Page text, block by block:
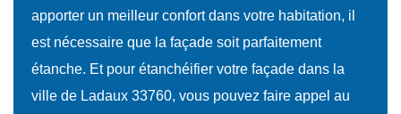
apporter un meilleur confort dans votre habitation, il
est nécessaire que la façade soit parfaitement
étanche. Et pour étanchéifier votre façade dans la
ville de Ladaux 33760, vous pouvez faire appel au